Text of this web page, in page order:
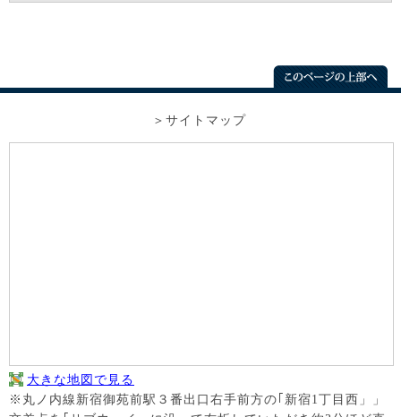
サイトマップ
大きな地図で見る
※丸ノ内線新宿御苑前駅３番出口右手前方の｢新宿1丁目西」」